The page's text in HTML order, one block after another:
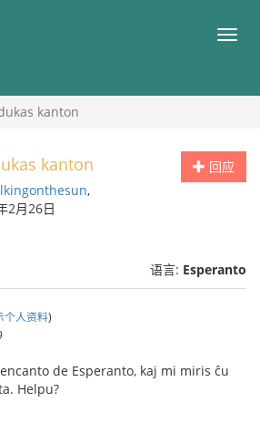
目
kanton
回应
kanton
,
2月26日
语言: Esperanto
个人资料)
de Esperanto, kaj mi miris ĉu
Helpu?